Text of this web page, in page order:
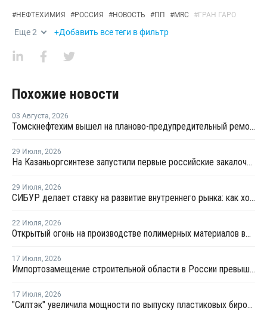
#НЕФТЕХИМИЯ #РОССИЯ #НОВОСТЬ #ПП #MRC #ГРАН ГАРО
Еще2 +Добавить все теги в фильтр
Похожие новости
03 Августа, 2026
Томскнефтехим вышел на планово-предупредительный ремонт
29 Июля, 2026
На Казаньоргсинтезе запустили первые российские закалочно-испарительные аппараты
29 Июля, 2026
СИБУР делает ставку на развитие внутреннего рынка: как холдинг стимулирует спрос на полимеры в ритейле
22 Июля, 2026
Открытый огонь на производстве полимерных материалов во Всеволожске
17 Июля, 2026
Импортозамещение строительной области в России превышает 98%
17 Июля, 2026
"Силтэк" увеличила мощности по выпуску пластиковых бирок для животных